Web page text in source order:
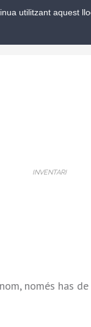
INVENTARI
només has
utilitzant aquest